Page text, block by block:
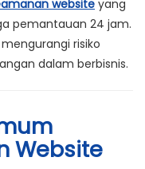
website yang
pemantauan 24 jam.
risiko
dalam berbisnis.
Website